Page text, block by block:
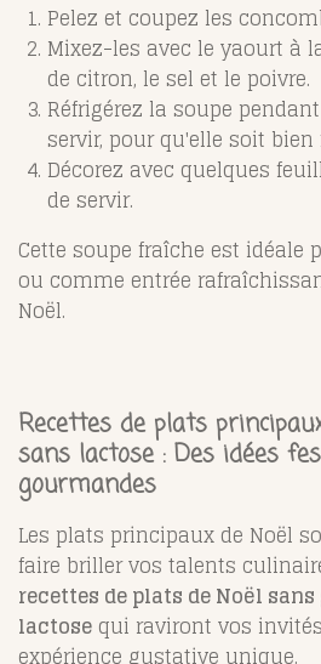
Pelez et coupez les
Mixez-les avec le yaourt à
de citron, le sel et le poivre.
Réfrigérez la soupe
servir, pour qu'elle soit bien
Décorez avec quelques
de servir.
Cette soupe fraîche est idéale
ou comme entrée
Noël.
Recettes de plats
sans lactose : Des idées
gourmandes
Les plats principaux de Noël
faire briller vos talents
recettes de plats de Noël
lactose qui raviront vos